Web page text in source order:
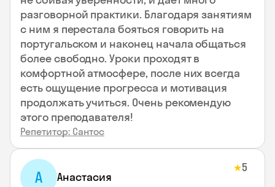
разговорной практики. Благодаря занятиям
с ним я перестала бояться говорить на
португальском и наконец начала общаться
более свободно. Уроки проходят в
комфортной атмосфере, после них всегда
есть ощущение прогресса и мотивация
продолжать учиться. Очень рекомендую
этого преподавателя!
Репетитор: Сантос
А Анастасия
★5